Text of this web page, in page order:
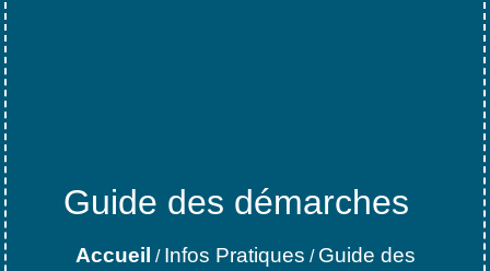
Guide des démarches
Accueil / Infos Pratiques / Guide des